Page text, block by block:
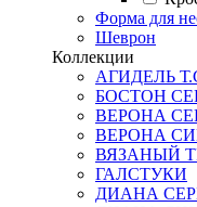
Форма для
Шеврон
Коллекции
АГИДЕЛЬ
БОСТОН
ВЕРОНА
ВЕРОНА
ВЯЗАНЫЙ
ГАЛСТУКИ
ДИАНА